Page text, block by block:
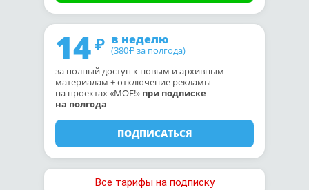
14 в неделю
(380₽ за полгода)
за полный доступ к новым и архивным
материалам + отключение рекламы
на проектах «МОЁ!» при подписке
на полгода
ПОДПИСАТЬСЯ
Все тарифы на подписку